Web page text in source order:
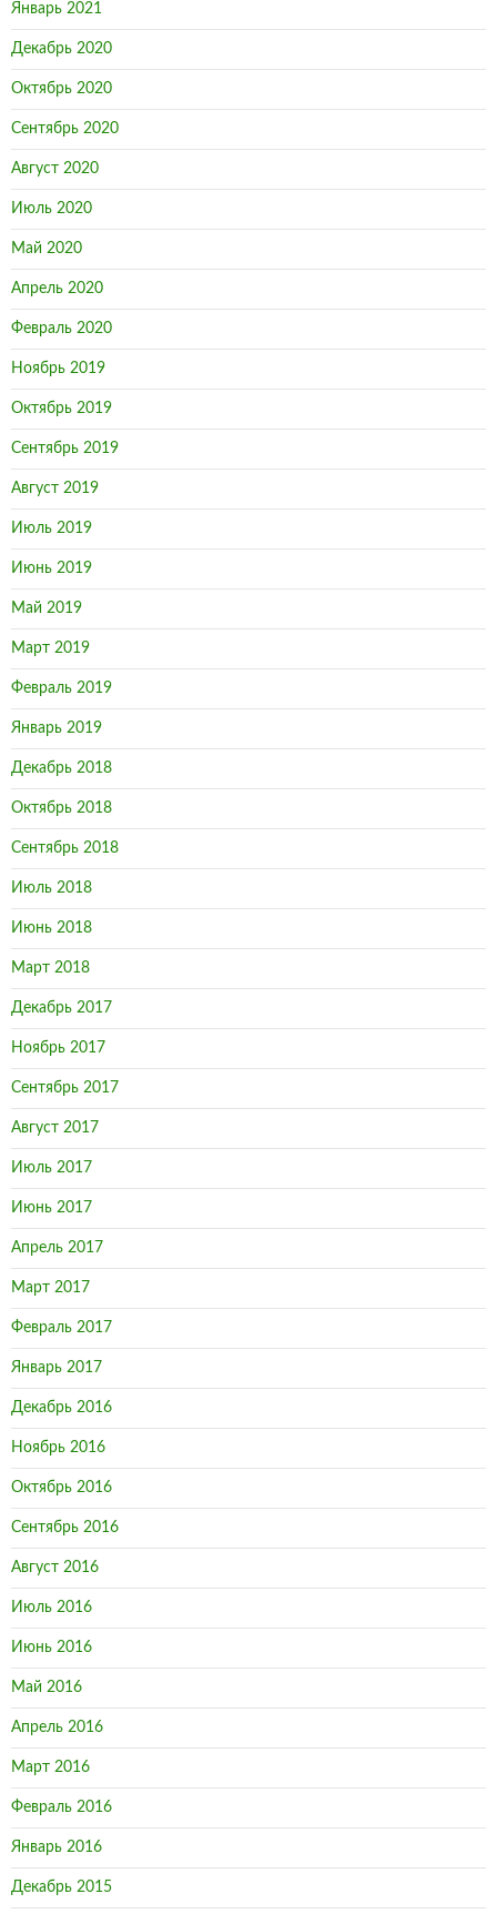
Январь 2021
Декабрь 2020
Октябрь 2020
Сентябрь 2020
Август 2020
Июль 2020
Май 2020
Апрель 2020
Февраль 2020
Ноябрь 2019
Октябрь 2019
Сентябрь 2019
Август 2019
Июль 2019
Июнь 2019
Май 2019
Март 2019
Февраль 2019
Январь 2019
Декабрь 2018
Октябрь 2018
Сентябрь 2018
Июль 2018
Июнь 2018
Март 2018
Декабрь 2017
Ноябрь 2017
Сентябрь 2017
Август 2017
Июль 2017
Июнь 2017
Апрель 2017
Март 2017
Февраль 2017
Январь 2017
Декабрь 2016
Ноябрь 2016
Октябрь 2016
Сентябрь 2016
Август 2016
Июль 2016
Июнь 2016
Май 2016
Апрель 2016
Март 2016
Февраль 2016
Январь 2016
Декабрь 2015